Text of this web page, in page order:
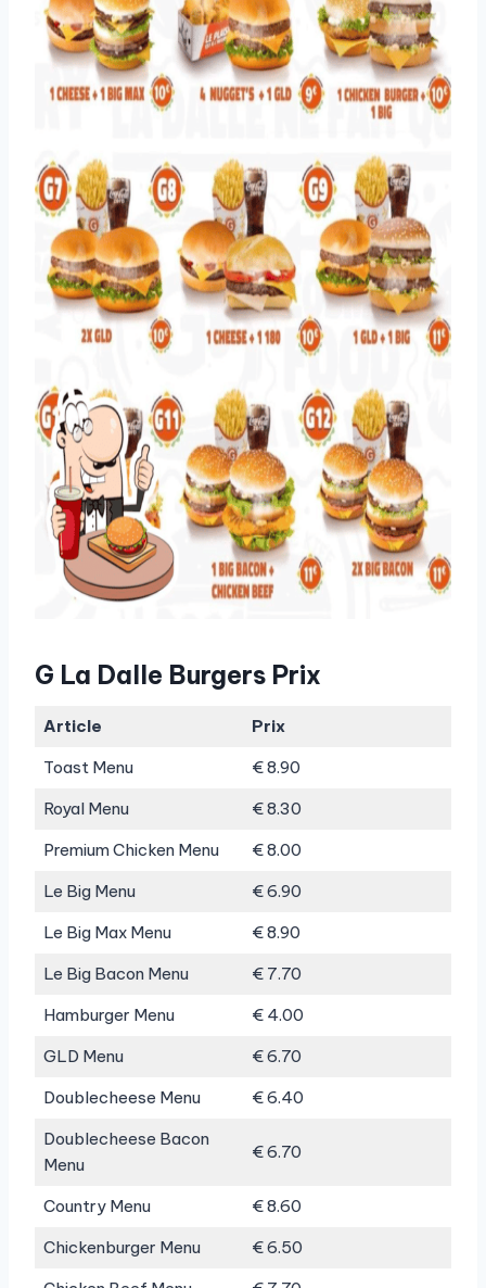
G La Dalle Burgers Prix
Article
Prix
Toast Menu
€ 8.90
Royal Menu
€ 8.30
Premium Chicken Menu
€ 8.00
Le Big Menu
€ 6.90
Le Big Max Menu
€ 8.90
Le Big Bacon Menu
€ 7.70
Hamburger Menu
€ 4.00
GLD Menu
€ 6.70
Doublecheese Menu
€ 6.40
Doublecheese Bacon
Menu
€ 6.70
Country Menu
€ 8.60
Chickenburger Menu
€ 6.50